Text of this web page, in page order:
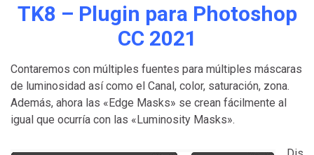
TK8 – Plugin para Photoshop
CC 2021
Contaremos con múltiples fuentes para múltiples máscaras
de luminosidad así como el Canal, color, saturación, zona.
Además, ahora las «Edge Masks» se crean fácilmente al
igual que ocurría con las «Luminosity Masks».